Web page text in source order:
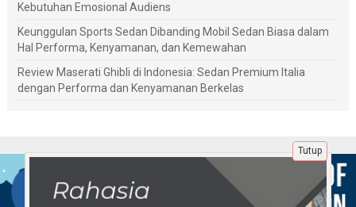
Kebutuhan Emosional Audiens
Keunggulan Sports Sedan Dibanding Mobil Sedan Biasa dalam
Hal Performa, Kenyamanan, dan Kemewahan
Review Maserati Ghibli di Indonesia: Sedan Premium Italia
dengan Performa dan Kenyamanan Berkelas
Tutup